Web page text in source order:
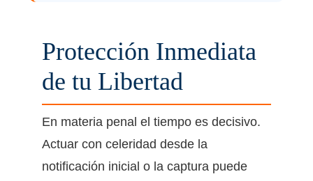
Protección Inmediata
de tu Libertad
En materia penal el tiempo es decisivo.
Actuar con celeridad desde la
notificación inicial o la captura puede